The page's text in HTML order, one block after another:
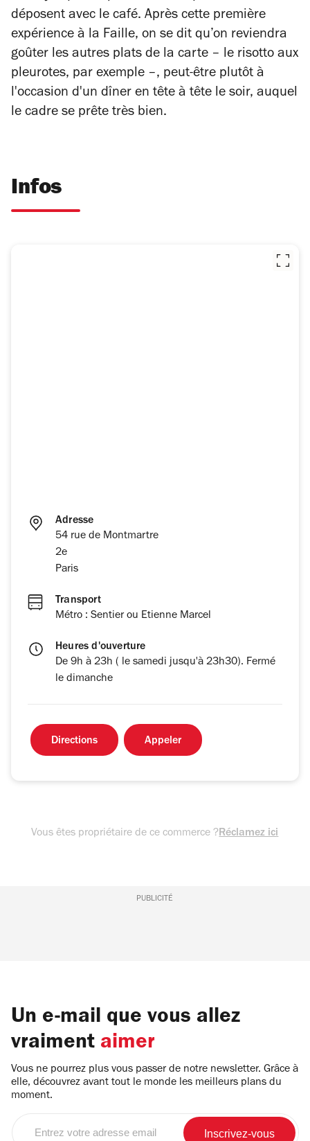
déposent avec le café. Après cette première
expérience à la Faille, on se dit qu’on reviendra
goûter les autres plats de la carte – le risotto aux
pleurotes, par exemple –, peut-être plutôt à
l'occasion d'un dîner en tête à tête le soir, auquel
le cadre se prête très bien.
Infos
Adresse
54 rue de Montmartre
2e
Paris
Transport
Métro : Sentier ou Etienne Marcel
Heures d'ouverture
De 9h à 23h ( le samedi jusqu'à 23h30). Fermé
le dimanche
Directions Appeler
Vous êtes propriétaire de ce commerce ?Réclamez ici
PUBLICITÉ
Un e-mail que vous allez
vraiment aimer
Vous ne pourrez plus vous passer de notre newsletter. Grâce à
elle, découvrez avant tout le monde les meilleurs plans du
moment.